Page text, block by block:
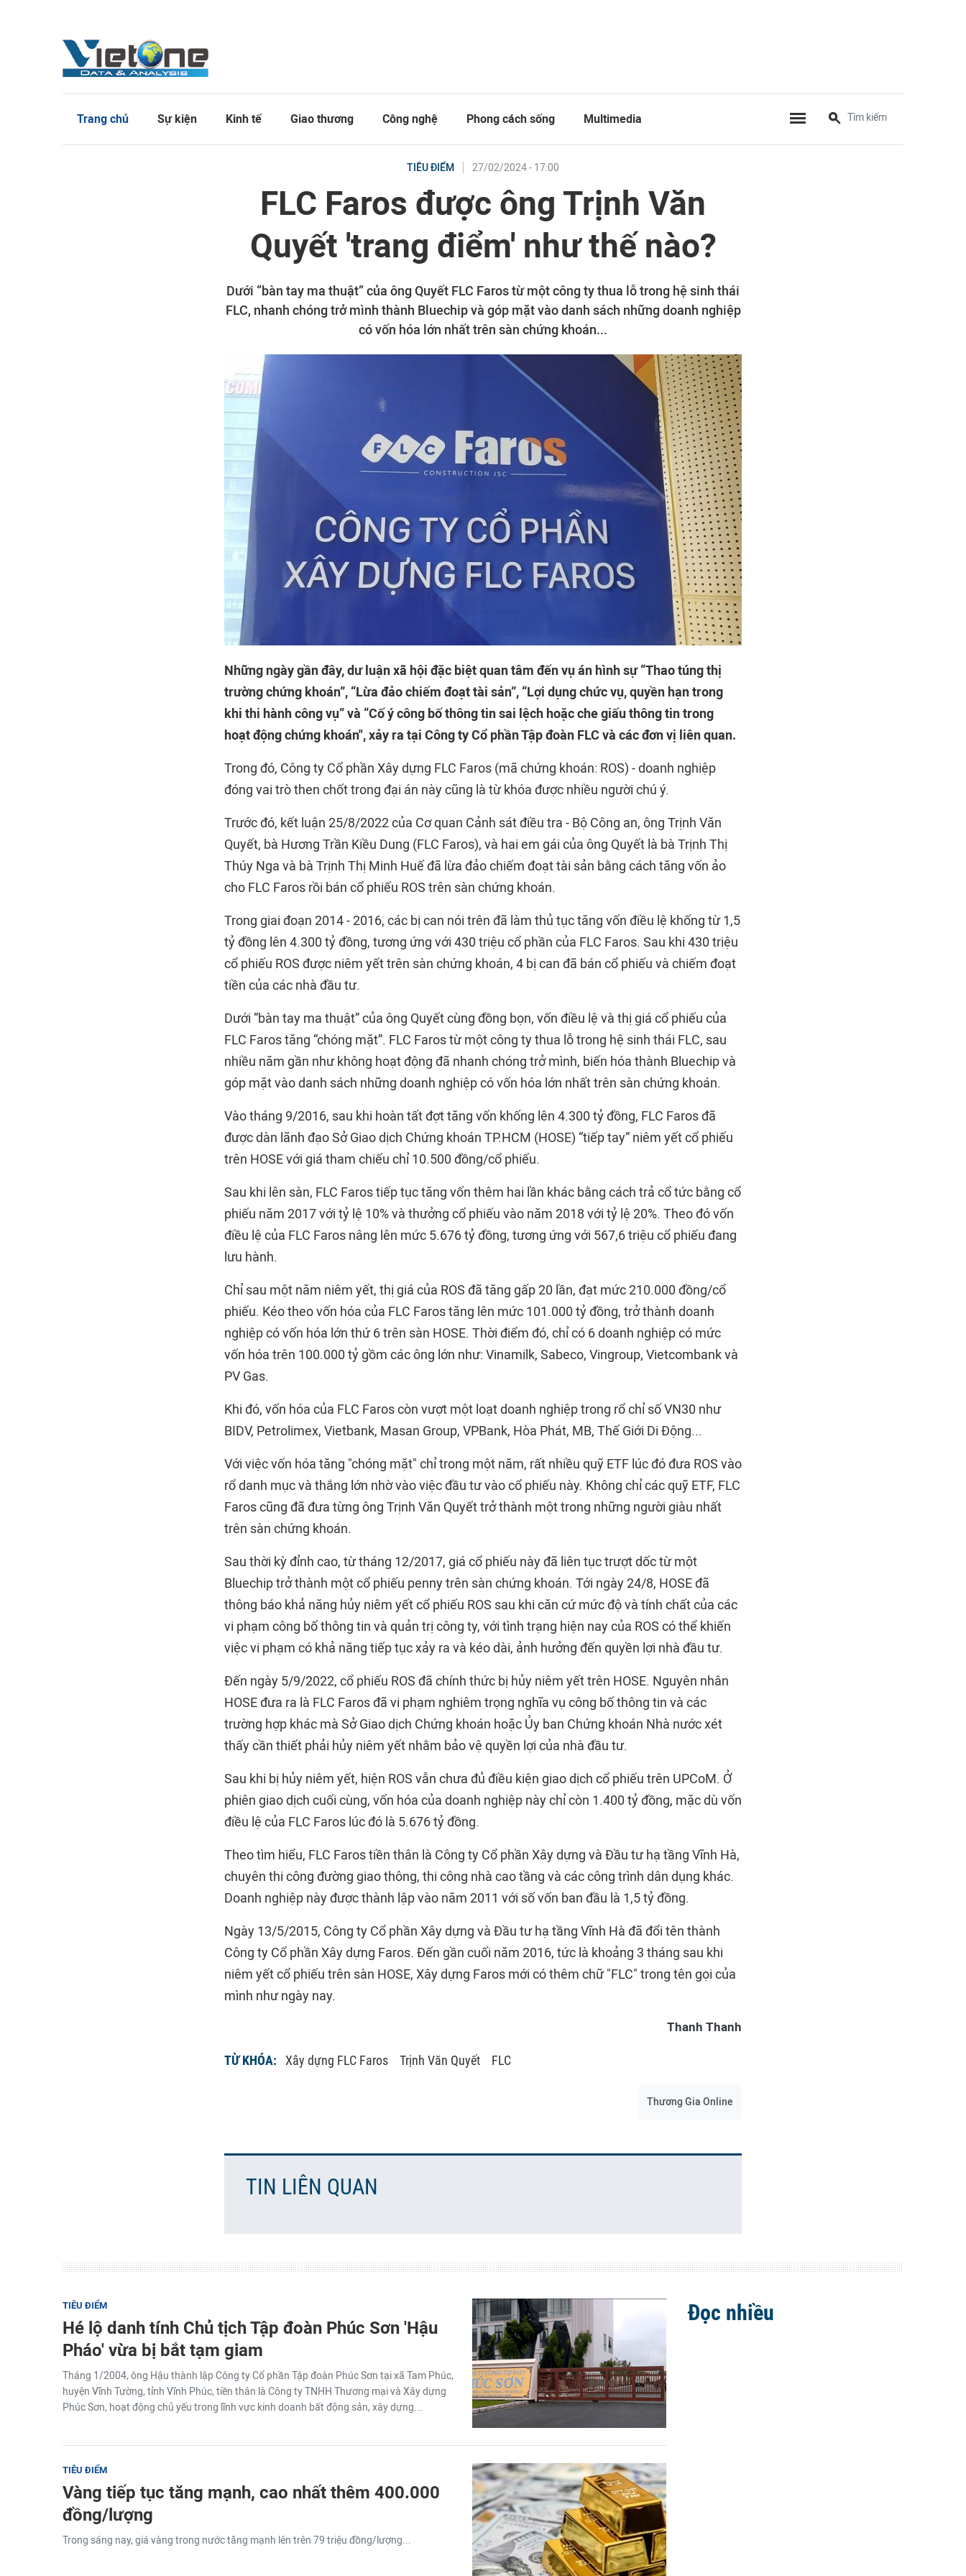
Trang chủ Sự kiện Kinh tế Giao thương Công nghệ Phong cách sống Multimedia
TIÊU ĐIỂM 27/02/2024 - 17:00
FLC Faros được ông Trịnh Văn
Quyết 'trang điểm' như thế nào?
Dưới “bàn tay ma thuật” của ông Quyết FLC Faros từ một công ty thua lỗ trong hệ sinh thái
FLC, nhanh chóng trở mình thành Bluechip và góp mặt vào danh sách những doanh nghiệp
có vốn hóa lớn nhất trên sàn chứng khoán...
Những ngày gần đây, dư luận xã hội đặc biệt quan tâm đến vụ án hình sự “Thao túng thị
trường chứng khoán”, “Lừa đảo chiếm đoạt tài sản”, “Lợi dụng chức vụ, quyền hạn trong
khi thi hành công vụ” và “Cố ý công bố thông tin sai lệch hoặc che giấu thông tin trong
hoạt động chứng khoán", xảy ra tại Công ty Cổ phần Tập đoàn FLC và các đơn vị liên quan.
Trong đó, Công ty Cổ phần Xây dựng FLC Faros (mã chứng khoán: ROS) - doanh nghiệp
đóng vai trò then chốt trong đại án này cũng là từ khóa được nhiều người chú ý.
Trước đó, kết luận 25/8/2022 của Cơ quan Cảnh sát điều tra - Bộ Công an, ông Trịnh Văn
Quyết, bà Hương Trần Kiều Dung (FLC Faros), và hai em gái của ông Quyết là bà Trịnh Thị
Thúy Nga và bà Trịnh Thị Minh Huế đã lừa đảo chiếm đoạt tài sản bằng cách tăng vốn ảo
cho FLC Faros rồi bán cổ phiếu ROS trên sàn chứng khoán.
Trong giai đoạn 2014 - 2016, các bị can nói trên đã làm thủ tục tăng vốn điều lệ khống từ 1,5
tỷ đồng lên 4.300 tỷ đồng, tương ứng với 430 triệu cổ phần của FLC Faros. Sau khi 430 triệu
cổ phiếu ROS được niêm yết trên sàn chứng khoán, 4 bị can đã bán cổ phiếu và chiếm đoạt
tiền của các nhà đầu tư.
Dưới “bàn tay ma thuật” của ông Quyết cùng đồng bọn, vốn điều lệ và thị giá cổ phiếu của
FLC Faros tăng “chóng mặt”. FLC Faros từ một công ty thua lỗ trong hệ sinh thái FLC, sau
nhiều năm gần như không hoạt động đã nhanh chóng trở mình, biến hóa thành Bluechip và
góp mặt vào danh sách những doanh nghiệp có vốn hóa lớn nhất trên sàn chứng khoán.
Vào tháng 9/2016, sau khi hoàn tất đợt tăng vốn khống lên 4.300 tỷ đồng, FLC Faros đã
được dàn lãnh đạo Sở Giao dịch Chứng khoán TP.HCM (HOSE) “tiếp tay” niêm yết cổ phiếu
trên HOSE với giá tham chiếu chỉ 10.500 đồng/cổ phiếu.
Sau khi lên sàn, FLC Faros tiếp tục tăng vốn thêm hai lần khác bằng cách trả cổ tức bằng cổ
phiếu năm 2017 với tỷ lệ 10% và thưởng cổ phiếu vào năm 2018 với tỷ lệ 20%. Theo đó vốn
điều lệ của FLC Faros nâng lên mức 5.676 tỷ đồng, tương ứng với 567,6 triệu cổ phiếu đang
lưu hành.
Chỉ sau một năm niêm yết, thị giá của ROS đã tăng gấp 20 lần, đạt mức 210.000 đồng/cổ
phiếu. Kéo theo vốn hóa của FLC Faros tăng lên mức 101.000 tỷ đồng, trở thành doanh
nghiệp có vốn hóa lớn thứ 6 trên sàn HOSE. Thời điểm đó, chỉ có 6 doanh nghiệp có mức
vốn hóa trên 100.000 tỷ gồm các ông lớn như: Vinamilk, Sabeco, Vingroup, Vietcombank và
PV Gas.
Khi đó, vốn hóa của FLC Faros còn vượt một loạt doanh nghiệp trong rổ chỉ số VN30 như
BIDV, Petrolimex, Vietbank, Masan Group, VPBank, Hòa Phát, MB, Thế Giới Di Động...
Với việc vốn hóa tăng "chóng mặt" chỉ trong một năm, rất nhiều quỹ ETF lúc đó đưa ROS vào
rổ danh mục và thắng lớn nhờ vào việc đầu tư vào cổ phiếu này. Không chỉ các quỹ ETF, FLC
Faros cũng đã đưa từng ông Trịnh Văn Quyết trở thành một trong những người giàu nhất
trên sàn chứng khoán.
Sau thời kỳ đỉnh cao, từ tháng 12/2017, giá cổ phiếu này đã liên tục trượt dốc từ một
Bluechip trở thành một cổ phiếu penny trên sàn chứng khoán. Tới ngày 24/8, HOSE đã
thông báo khả năng hủy niêm yết cổ phiếu ROS sau khi căn cứ mức độ và tính chất của các
vi phạm công bố thông tin và quản trị công ty, với tình trạng hiện nay của ROS có thể khiến
việc vi phạm có khả năng tiếp tục xảy ra và kéo dài, ảnh hưởng đến quyền lợi nhà đầu tư.
Đến ngày 5/9/2022, cổ phiếu ROS đã chính thức bị hủy niêm yết trên HOSE. Nguyên nhân
HOSE đưa ra là FLC Faros đã vi phạm nghiêm trọng nghĩa vụ công bố thông tin và các
trường hợp khác mà Sở Giao dịch Chứng khoán hoặc Ủy ban Chứng khoán Nhà nước xét
thấy cần thiết phải hủy niêm yết nhằm bảo vệ quyền lợi của nhà đầu tư.
Sau khi bị hủy niêm yết, hiện ROS vẫn chưa đủ điều kiện giao dịch cổ phiếu trên UPCoM. Ở
phiên giao dịch cuối cùng, vốn hóa của doanh nghiệp này chỉ còn 1.400 tỷ đồng, mặc dù vốn
điều lệ của FLC Faros lúc đó là 5.676 tỷ đồng.
Theo tìm hiểu, FLC Faros tiền thân là Công ty Cổ phần Xây dựng và Đầu tư hạ tầng Vĩnh Hà,
chuyên thi công đường giao thông, thi công nhà cao tầng và các công trình dân dụng khác.
Doanh nghiệp này được thành lập vào năm 2011 với số vốn ban đầu là 1,5 tỷ đồng.
Ngày 13/5/2015, Công ty Cổ phần Xây dựng và Đầu tư hạ tầng Vĩnh Hà đã đổi tên thành
Công ty Cổ phần Xây dựng Faros. Đến gần cuối năm 2016, tức là khoảng 3 tháng sau khi
niêm yết cổ phiếu trên sàn HOSE, Xây dựng Faros mới có thêm chữ "FLC" trong tên gọi của
mình như ngày nay.
Thanh Thanh
TỪ KHÓA: Xây dựng FLC Faros Trịnh Văn Quyết FLC
Thương Gia Online
TIN LIÊN QUAN
TIÊU ĐIỂM
Hé lộ danh tính Chủ tịch Tập đoàn Phúc Sơn 'Hậu
Pháo' vừa bị bắt tạm giam
Tháng 1/2004, ông Hậu thành lập Công ty Cổ phần Tập đoàn Phúc Sơn tại xã Tam Phúc,
huyện Vĩnh Tường, tỉnh Vĩnh Phúc, tiền thân là Công ty TNHH Thương mại và Xây dựng
Phúc Sơn, hoạt động chủ yếu trong lĩnh vực kinh doanh bất động sản, xây dựng...
TIÊU ĐIỂM
Vàng tiếp tục tăng mạnh, cao nhất thêm 400.000
đồng/lượng
Trong sáng nay, giá vàng trong nước tăng mạnh lên trên 79 triệu đồng/lượng...
Đọc nhiều